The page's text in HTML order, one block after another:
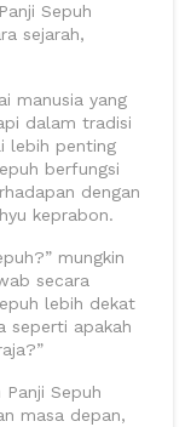
Sepuh
sejarah,
manusia yang
dalam tradisi
lebih penting
berfungsi
dengan
keprabon.
mungkin
secara
lebih dekat
seperti apakah
Sepuh
masa depan,